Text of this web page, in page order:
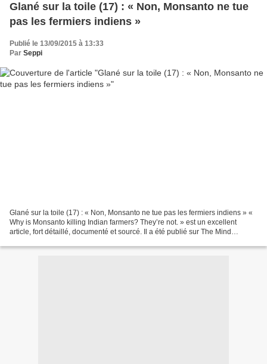
Glané sur la toile (17) : « Non, Monsanto ne tue
pas les fermiers indiens »
Publié le 13/09/2015 à 13:33
Par Seppi
Glané sur la toile (17) : « Non, Monsanto ne tue pas les fermiers indiens » «
Why is Monsanto killing Indian farmers? They’re not. » est un excellent
article, fort détaillé, documenté et sourcé. Il a été publié sur The Mind